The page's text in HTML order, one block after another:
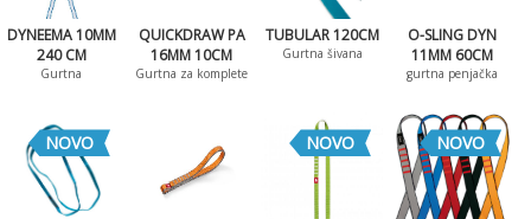
DYNEEMA 10MM
240 CM
Gurtna
QUICKDRAW PA
16MM 10CM
Gurtna za komplete
TUBULAR 120CM
Gurtna šivana
O-SLING DYN
11MM 60CM
gurtna penjačka
NOVO NOVO NOVO